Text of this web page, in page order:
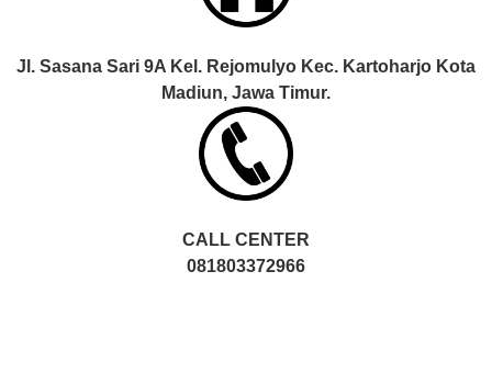
Jl. Sasana Sari 9A Kel. Rejomulyo Kec. Kartoharjo Kota
Madiun, Jawa Timur.
CALL CENTER
081803372966